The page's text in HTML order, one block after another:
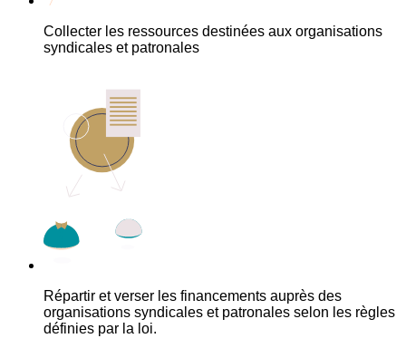
Collecter les ressources destinées aux organisations
syndicales et patronales
Répartir et verser les financements auprès des
organisations syndicales et patronales selon les règles
définies par la loi.